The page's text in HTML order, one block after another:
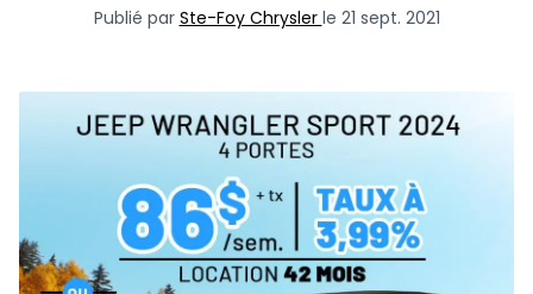
Publié par Ste-Foy Chrysler le 21 sept. 2021